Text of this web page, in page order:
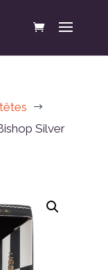
$
Silver